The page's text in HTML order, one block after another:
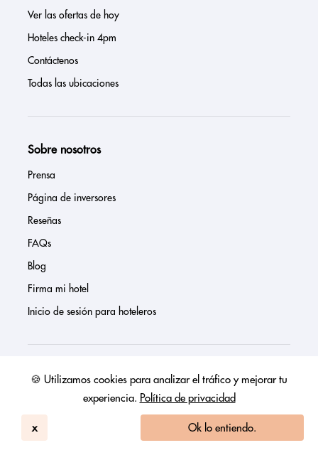
🍪 Utilizamos cookies para analizar el tráfico y mejorar tu
experiencia. Política de privacidad
x Ok lo entiendo.
Ver las ofertas de hoy
Hoteles check-in 4pm
Contáctenos
Todas las ubicaciones
Sobre nosotros
Prensa
Página de inversores
Reseñas
FAQs
Blog
Firma mi hotel
Inicio de sesión para hoteleros
Nuestras políticas
Política de privacidad
Política de reservas